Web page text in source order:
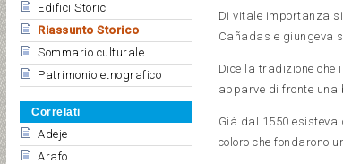
Edifici Storici
Riassunto Storico
Sommario culturale
Patrimonio etnografico
Correlati
Adeje
Arafo
Di vitale importanza
Cañadas e giungeva
Dice la tradizione che
apparve di fronte una
Già dal 1550 esisteva
coloro che fondarono